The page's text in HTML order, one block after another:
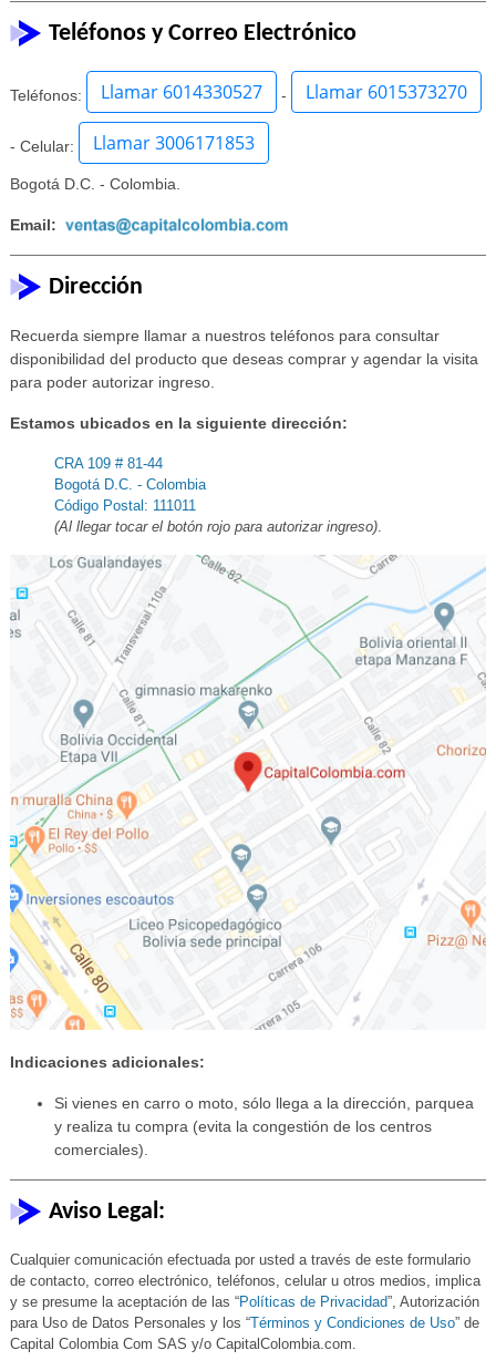
Teléfonos y Correo Electrónico
Teléfonos: Llamar 6014330527 - Llamar 6015373270
- Celular: Llamar 3006171853
Bogotá D.C. - Colombia.
Email:
Dirección
Recuerda siempre llamar a nuestros teléfonos para consultar
disponibilidad del producto que deseas comprar y agendar la visita
para poder autorizar ingreso.
Estamos ubicados en la siguiente dirección:
CRA 109 # 81-44
Bogotá D.C. - Colombia
Código Postal: 111011
(Al llegar tocar el botón rojo para autorizar ingreso).
Indicaciones adicionales:
Si vienes en carro o moto, sólo llega a la dirección, parquea
y realiza tu compra (evita la congestión de los centros
comerciales).
Aviso Legal:
Cualquier comunicación efectuada por usted a través de este formulario
de contacto, correo electrónico, teléfonos, celular u otros medios, implica
y se presume la aceptación de las “Políticas de Privacidad”, Autorización
para Uso de Datos Personales y los “Términos y Condiciones de Uso” de
Capital Colombia Com SAS y/o CapitalColombia.com.